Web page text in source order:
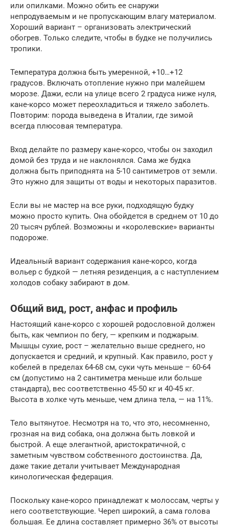
или опилками. Можно обить ее снаружи
непродуваемым и не пропускающим влагу материалом.
Хороший вариант – организовать электрический
обогрев. Только следите, чтобы в будке не получились
тропики.
Температура должна быть умеренной, +10…+12
градусов. Включать отопление нужно при малейшем
морозе. Дажи, если на улице всего 2 градуса ниже нуля,
кане-корсо может переохладиться и тяжело заболеть.
Повторим: порода выведена в Италии, где зимой
всегда плюсовая температура.
Вход делайте по размеру кане-корсо, чтобы он заходил
домой без труда и не наклонялся. Сама же будка
должна быть приподнята на 5-10 сантиметров от земли.
Это нужно для защиты от воды и некоторых паразитов.
Если вы не мастер на все руки, подходящую будку
можно просто купить. Она обойдется в среднем от 10 до
20 тысяч рублей. Возможны и «королевские» варианты
подороже.
Идеальный вариант содержания кане-корсо, когда
вольер с будкой — летняя резиденция, а с наступлением
холодов собаку забирают в дом.
Общий вид, рост, анфас и профиль
Настоящий кане-корсо с хорошей родословной должен
быть, как чемпион по бегу, — крепким и поджарым.
Мышцы сухие, рост – желательно выше среднего, но
допускается и средний, и крупный. Как правило, рост у
кобелей в пределах 64-68 см, суки чуть меньше – 60-64
см (допустимо на 2 сантиметра меньше или больше
стандарта), вес соответственно 45-50 кг и 40-45 кг.
Высота в холке чуть меньше, чем длина тела, — на 11%.
Тело вытянутое. Несмотря на то, что это, несомненно,
грозная на вид собака, она должна быть ловкой и
быстрой. А еще элегантной, аристократичной, с
заметным чувством собственного достоинства. Да,
даже такие детали учитывает Международная
кинологическая федерация.
Поскольку кане-корсо принадлежат к молоссам, черты у
него соответствующие. Череп широкий, а сама голова
большая. Ее длина составляет примерно 36% от высоты